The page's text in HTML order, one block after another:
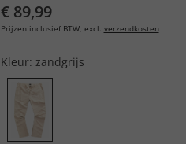
€ 89,99
Prijzen inclusief BTW, excl. verzendkosten
Kleur: zandgrijs